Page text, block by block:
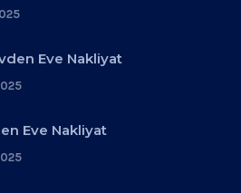
Eve Nakliyat
Eve Nakliyat